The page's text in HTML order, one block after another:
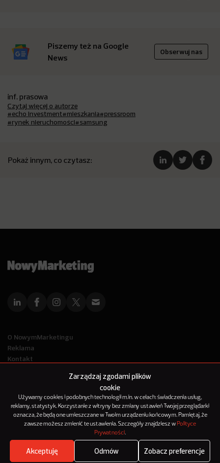
Zarządzaj zgodami plików
cookie
Używamy cookies i podobnych technologii m.in. w celach: świadczenia usług,
reklamy, statystyk. Korzystanie z witryny bez zmiany ustawień Twojej przeglądarki
oznacza, że będą one umieszczane w Twoim urządzeniu końcowym. Pamiętaj, że
zawsze możesz zmienić te ustawienia. Szczegóły znajdziesz w Polityce
Prywatności.
Akceptuję Odmów Zobacz preferencje
Piszemy też na Google
News
Obserwuj nas
inf. prasowa
Czytaj więcej o autorze
#echo investment#mieszkania#pressroom
#rynek nieruchomości#samsung
Pokaż innym, co czytasz:
Where's the beef?
O NowymMarketingu
Reklama
Kontakt
© 2012-2025
NowyMarketing jest marką 143Media Sp. z o.o.